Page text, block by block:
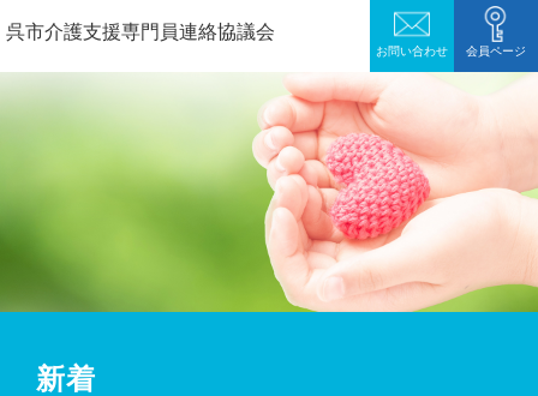
呉市介護支援専門員連絡協議会
お問い合わせ 会員ページ
新着